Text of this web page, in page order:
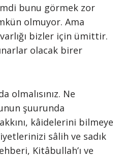
bunu görmek zor
olmuyor. Ama
bizler için ümittir.
olacak birer
olmalısınız. Ne
şuurunda
kâidelerini bilmeye
sâlih ve sadık
Kitâbullah’ı ve